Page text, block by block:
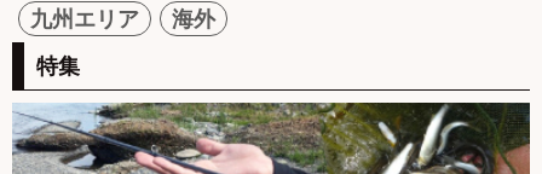
九州エリア
海外
特集